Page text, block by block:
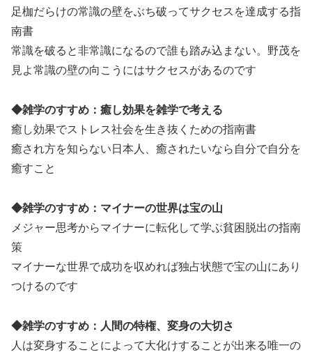
足枷だらけの常識の壁をぶち破ってサクセスを達成する指
南書
常識を破ると非常識になるので誰も踏み込まない。野茂を
見よ常識の壁の向こうにはサクセスがあるのです
◆雑学のすすめ：癒し効果を雑学で考える
癒し効果でストレス社会を生き抜くための指南書
癒され方を知らない日本人、癒されたいなら自分で自分を
癒すこと
◆雑学のすすめ：マイナーの世界は宝の山
メジャー思考からマイナーに転化して学ぶ貧困脱出の指南
策
マイナーな世界で成功を収めれば独占状態で宝の山にあり
つけるのです
◆雑学のすすめ：人間の特権、変身の大切さ
人は変身することによって大化けすることが出来る唯一の